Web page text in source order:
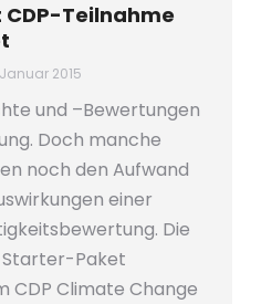
CDP-Teilnahme
2015
und –Bewertungen
Doch manche
noch den Aufwand
einer
Die
Starter-Paket
CDP Climate Change